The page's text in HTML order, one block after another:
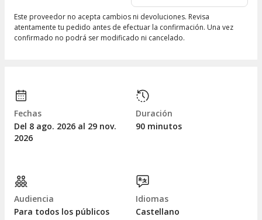
Este proveedor no acepta cambios ni devoluciones. Revisa
atentamente tu pedido antes de efectuar la confirmación. Una vez
confirmado no podrá ser modificado ni cancelado.
Fechas
Del 8 ago. 2026 al 29 nov.
2026
Duración
90 minutos
Audiencia
Para todos los públicos
Idiomas
Castellano